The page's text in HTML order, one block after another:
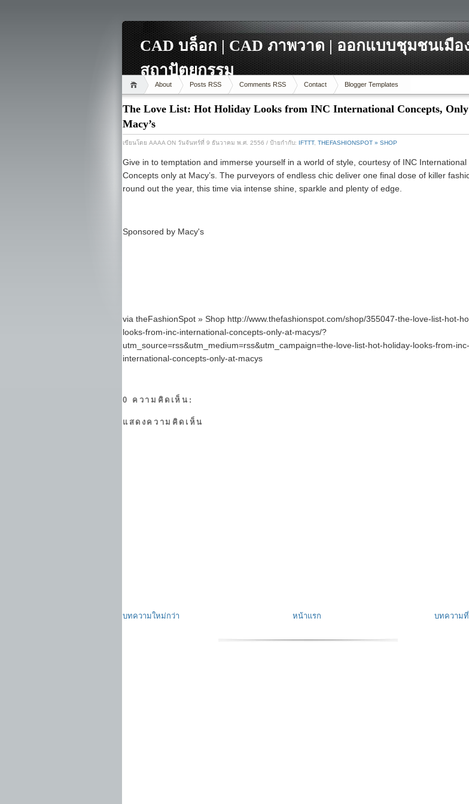
CAD บล็อก | CAD ภาพวาด | ออกแบบชุมชนเมือ
สถาปัตยกรรม
About Posts RSS Comments RSS Contact Blogger Templates
The Love List: Hot Holiday Looks from INC International Concepts,
Macy’s
เขียนโดย AAAA ON วันจันทร์ที่ 9 ธันวาคม พ.ศ. 2556 / ป้ายกำกับ: IFTTT, THEFASHIONSPOT » SHOP
Give in to temptation and immerse yourself in a world of style, courtesy of INC International
Concepts only at Macy’s. The purveyors of endless chic deliver one final dose of killer
round out the year, this time via intense shine, sparkle and plenty of edge.
Sponsored by Macy's
via theFashionSpot » Shop http://www.thefashionspot.com/shop/355047-the-love-list-hot-
looks-from-inc-international-concepts-only-at-macys/?
utm_source=rss&utm_medium=rss&utm_campaign=the-love-list-hot-holiday-looks-from-inc-
international-concepts-only-at-macys
0 ความคิดเห็น:
แสดงความคิดเห็น
บทความใหม่กว่า บทความที่
หน้าแรก